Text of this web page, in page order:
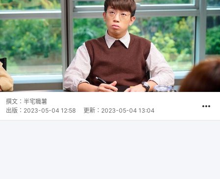
撰文： 半宅職薯
出版： 2023-05-04 12:58 更新： 2023-05-04 13:04